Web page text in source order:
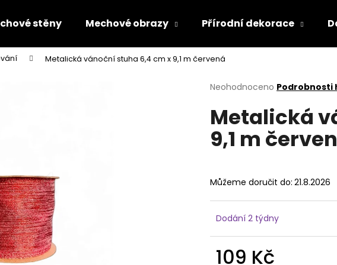
stěny Mechové obrazy Přírodní dekorace
Metalická vánoční stuha 6,4 cm x 9,1 m červená
Průměrné
produktu
je
0,0
z
Neohodnoceno Podrobnosti
Metalická
9,1 m
Můžeme doručit do: 21.8.2026
Dodání 2 týdny
109 Kč
Co potřebujete najít?
HLEDAT